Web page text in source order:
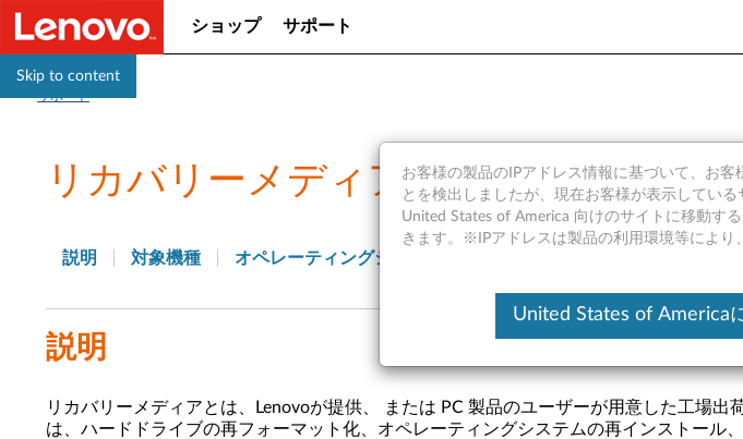
Skip to content
ショップ サポート
サポート
リカバリーメディア (DVD/USB)を作
説明 対象機種 オペレーティングシステム
説明
リカバリーメディアとは、Lenovoが提供、 または PC 製品のユーザーが用意した工場
は、ハードドライブの再フォーマット化、オペレーティングシステムの再インストール
お客様の製品のIPアドレス情報に基づいて、お
とを検出しましたが、現在お客様が表示してい
United States of America 向けのサイトに移動す
きます。※IPアドレスは製品の利用環境等により
United States of America